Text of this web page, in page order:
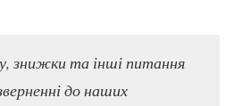
знижки та інші питання
до наших